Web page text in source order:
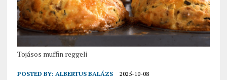
Tojásos muffin reggeli
POSTED BY: ALBERTUS BALÁZS 2025-10-08